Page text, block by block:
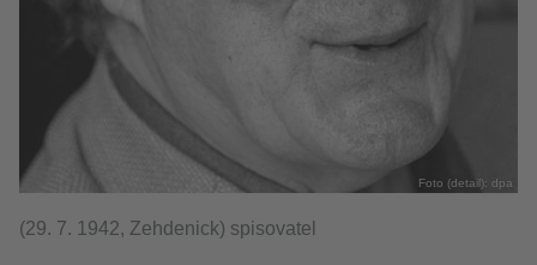
Foto (detail): dpa
(29. 7. 1942, Zehdenick) spisovatel